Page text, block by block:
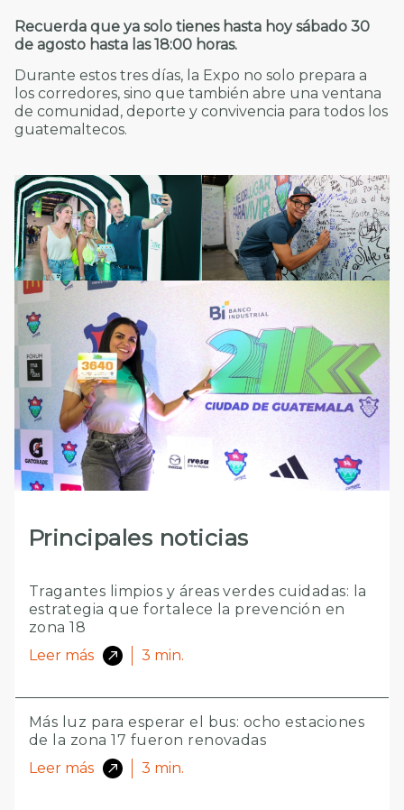
Recuerda que ya solo tienes hasta hoy sábado 30
de agosto hasta las 18:00 horas.
Durante estos tres días, la Expo no solo prepara a
los corredores, sino que también abre una ventana
de comunidad, deporte y convivencia para todos los
guatemaltecos.
Principales noticias
Tragantes limpios y áreas verdes cuidadas: la
estrategia que fortalece la prevención en
zona 18
Leer más
3 min.
Más luz para esperar el bus: ocho estaciones
de la zona 17 fueron renovadas
Leer más
3 min.